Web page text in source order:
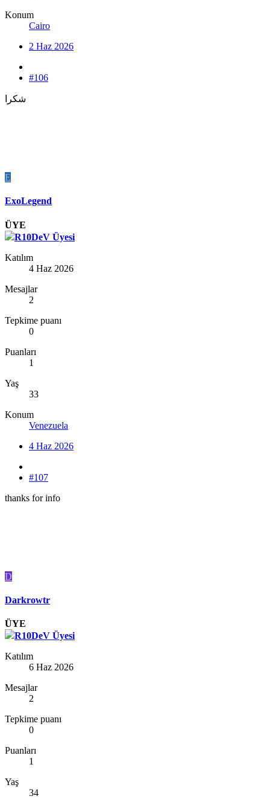
Konum
Cairo
2 Haz 2026
#106
شكرا
E
ExoLegend
ÜYE
R10DeV Üyesi
Katılım
4 Haz 2026
Mesajlar
2
Tepkime puanı
0
Puanları
1
Yaş
33
Konum
Venezuela
4 Haz 2026
#107
thanks for info
D
Darkrowtr
ÜYE
R10DeV Üyesi
Katılım
6 Haz 2026
Mesajlar
2
Tepkime puanı
0
Puanları
1
Yaş
34